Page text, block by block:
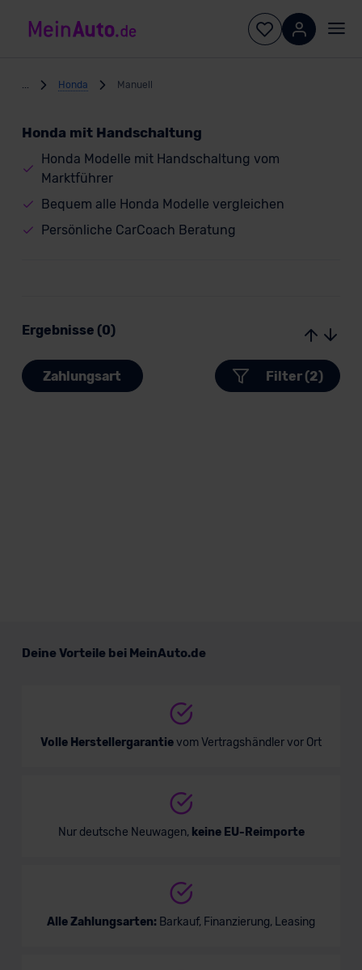
Honda Manuell
Honda mit Handschaltung
Honda Modelle mit Handschaltung vom
Marktführer
Bequem alle Honda Modelle vergleichen
Persönliche CarCoach Beratung
Ergebnisse (0)
Zahlungsart Filter (2)
Deine Vorteile bei MeinAuto.de
Volle Herstellergarantievom Vertragshändler vor Ort
Nur deutsche Neuwagen, keine EU-Reimporte
Alle Zahlungsarten: Barkauf, Finanzierung, Leasing